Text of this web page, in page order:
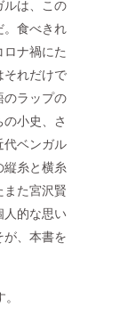
ルは、この
。食べきれ
ナ禍にた
それだけで
のラップの
小史、さ
代ベンガル
縦糸と横糸
た宮沢賢
人的な思い
、本書を